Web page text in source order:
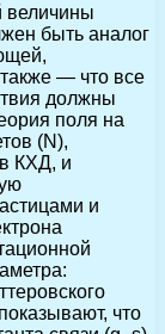
величины
быть аналог
— что все
должны
поля на
(N),
КХД, и
и
что